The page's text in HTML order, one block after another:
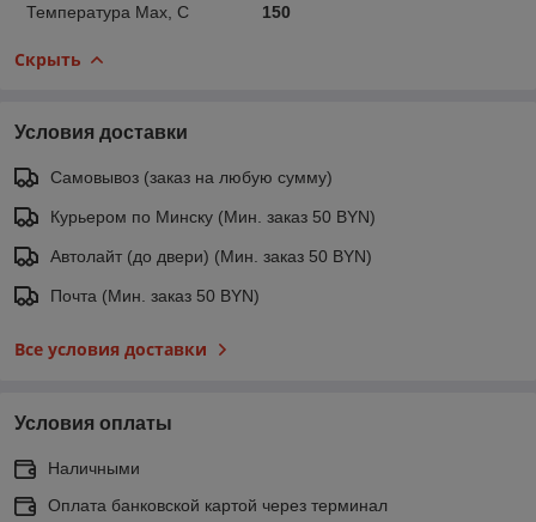
Температура Max, С
150
Скрыть
Условия доставки
Самовывоз (заказ на любую сумму)
Курьером по Минску (Мин. заказ 50 BYN)
Автолайт (до двери) (Мин. заказ 50 BYN)
Почта (Мин. заказ 50 BYN)
Все условия доставки
Условия оплаты
Наличными
Оплата банковской картой через терминал